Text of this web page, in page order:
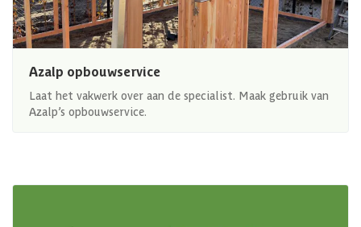
Azalp opbouwservice
Laat het vakwerk over aan de specialist. Maak gebruik van
Azalp’s opbouwservice.